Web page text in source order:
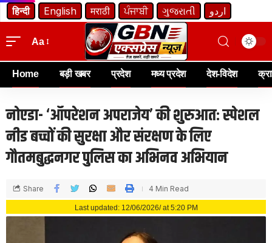
हिन्दी English मराठी ਪੰਜਾਬੀ ગુજરાતી اردو
Aa
Home बड़ी खबर प्रदेश मध्य प्रदेश देश-विदेश
नोएडा- ‘ऑपरेशन अपराजेय’ की शुरुआत: स्पेशल
नीड बच्चों की सुरक्षा और संरक्षण के लिए
गौतमबुद्धनगर पुलिस का अभिनव अभियान
Last updated: 12/06/2026/ at 5:20 PM
Share 4 Min Read